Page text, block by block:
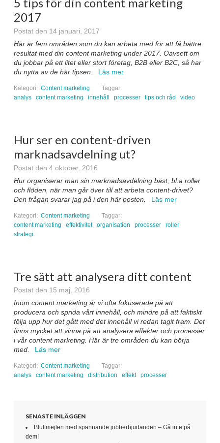
2017
Postat den 14 januari, 2017
Här är fem områden som du kan arbeta med för att få bättre
resultat med din content marketing under 2017. Oavsett om
du jobbar på ett litet eller stort företag, B2B eller B2C, så har
du nytta av de här tipsen.
Läs mer
Kategori: Content marketing
Taggar:
analys
content marketing innehåll processer tips och råd video
Hur ser en content-driven
marknadsavdelning ut?
Postat den 4 oktober, 2016
Hur organiserar man sin marknadsavdelning bäst, bl.a roller
och flöden, när man går över till att arbeta content-drivet?
Den frågan svarar jag på i den här posten.
Läs mer
Kategori: Content marketing
Taggar:
content marketing
effektivitet organisation processer
roller
strategi
Tre sätt att analysera ditt content
Postat den 15 maj, 2016
Inom content marketing är vi ofta fokuserade på att
producera och sprida vårt innehåll, och mindre på att faktiskt
följa upp hur det gått med det innehåll vi redan tagit fram. Det
finns mycket att vinna på att analysera effekter och processer
i vår content marketing. Här är tre områden du kan börja
med.
Läs mer
Kategori: Content marketing
Taggar:
analys
content marketing distribution effekt processer
SENASTE INLÄGGEN
Bluffmejlen med spännande jobberbjudanden – Gå inte på
dem!